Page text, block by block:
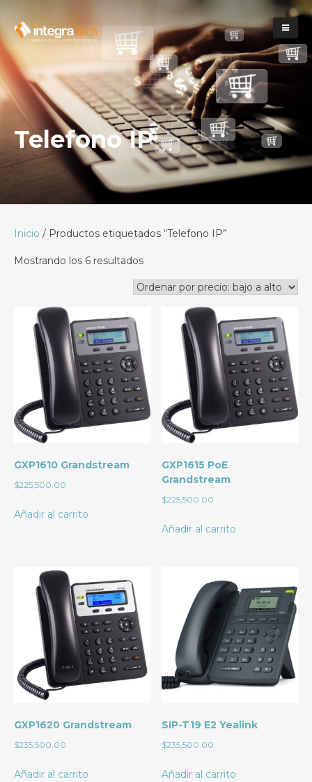
Telefono IP
Inicio / Productos etiquetados “Telefono IP”
Mostrando los 6 resultados
GXP1610 Grandstream
$225,500.00
Añadir al carrito
GXP1615 PoE
Grandstream
$225,500.00
Añadir al carrito
GXP1620 Grandstream
$235,500.00
Añadir al carrito
SIP-T19 E2 Yealink
$235,500.00
Añadir al carrito